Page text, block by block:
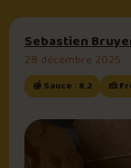
Sebastien
28 décembre 2025
🍯 Sauce : 8.2 🧀